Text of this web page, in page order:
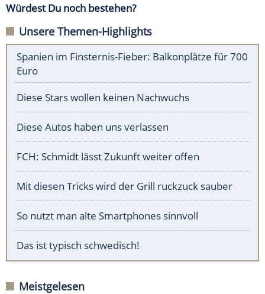
Würdest Du noch bestehen?
Unsere Themen-Highlights
Spanien im Finsternis-Fieber: Balkonplätze für 700
Euro
Diese Stars wollen keinen Nachwuchs
Diese Autos haben uns verlassen
FCH: Schmidt lässt Zukunft weiter offen
Mit diesen Tricks wird der Grill ruckzuck sauber
So nutzt man alte Smartphones sinnvoll
Das ist typisch schwedisch!
Meistgelesen